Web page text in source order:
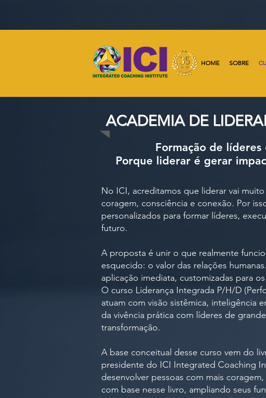
HOME SOBRE
ACADEMIA DE
Formação de
Porque liderar é gerar
No ICI, acreditamos que liderar vai
coragem, consciência e conexão. Por
personalizados para formar líderes,
futuro.
A proposta é unir o que realmente
esquecido: o valor das relações
aplicação imediata, customizadas para
O curso Liderança Integrada P/H/D
atuam com visão sistêmica, inteligência
da vivência prática com líderes de
transformação.
A base conceitual desse curso vem do
presidente do ICI Integrated Coaching
desenvolver pessoas com mais
com base nesse livro, ampliando seus